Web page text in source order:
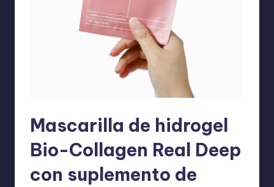
Mascarilla de hidrogel
Bio-Collagen Real Deep
con suplemento de